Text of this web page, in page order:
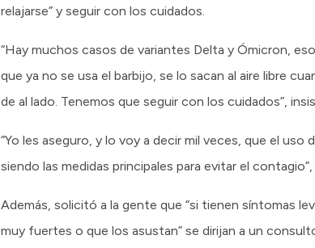
relajarse” y seguir con los cuidados.
“Hay muchos casos de variantes Delta y Ómicron,
que ya no se usa el barbijo, se lo sacan al aire libre
de al lado. Tenemos que seguir con los cuidados”,
“Yo les aseguro, y lo voy a decir mil veces, que el
siendo las medidas principales para evitar el contagio”,
Además, solicitó a la gente que “si tienen síntomas
muy fuertes o que los asustan” se dirijan a un